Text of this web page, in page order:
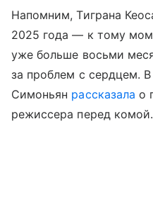
Напомним, Тиграна
2025 года — к тому
уже больше восьми
за проблем с сердцем.
Симоньян рассказала о
режиссера перед комой.